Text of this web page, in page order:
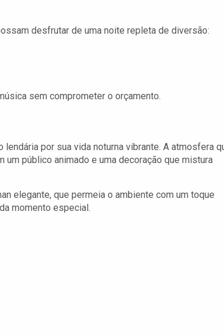
desfrutar de uma noite repleta de diversão:
sem comprometer o orçamento.
por sua vida noturna vibrante. A atmosfera
um público animado e uma decoração que mistura
elegante, que permeia o ambiente com um toque
momento especial.